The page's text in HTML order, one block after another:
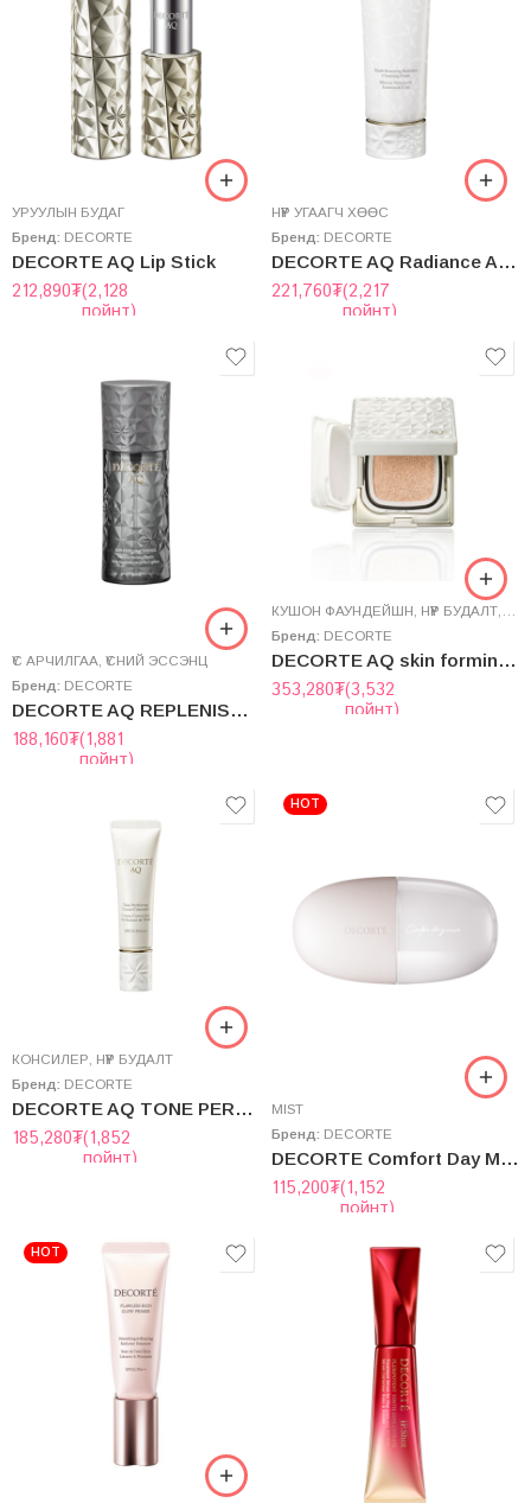
УРУУЛЫН БУДАГ
Бренд: DECORTE
DECORTE AQ Lip Stick
212,890₮(2,128
пойнт)
НҮҮР УГААГЧ ХӨӨС
Бренд: DECORTE
DECORTE AQ Radiance Airy Cream Wash 125g
221,760₮(2,217
пойнт)
ҮС АРЧИЛГАА ҮСНИЙ ЭССЭНЦ
Бренд: DECORTE
DECORTE AQ REPLENISH HAIR ESSENCE 100mL
188,160₮(1,881
пойнт)
КУШОН ФАУНДЕЙШН НҮҮР БУДАЛТ
Бренд: DECORTE
DECORTE AQ skin forming cushion foundation 15g
353,280₮(3,532
пойнт)
КОНСИЛЕР
НҮҮР БУДАЛТ
Бренд: DECORTE
DECORTE AQ TONE PERFECTING CREAM CONCEALER
185,280₮(1,852
пойнт)
HOT
MIST
Бренд: DECORTE
DECORTE Comfort Day Mist Balancing Moisture 60mL
115,200₮(1,152
пойнт)
HOT